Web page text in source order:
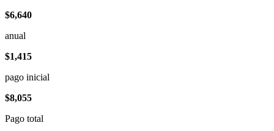
$6,640
anual
$1,415
pago inicial
$8,055
Pago total